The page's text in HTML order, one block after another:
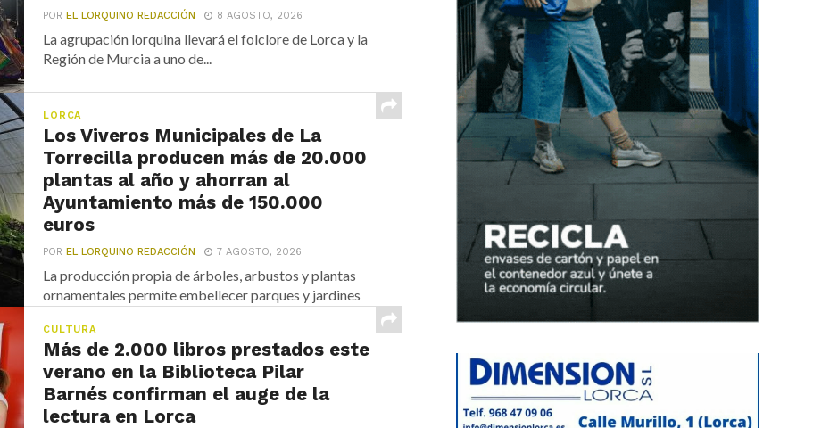
POREL LORQUINO REDACCIÓN 8 AGOSTO, 2026
La agrupación lorquina llevará el folclore de Lorca y la
Región de Murcia a uno de...
LORCA
Los Viveros Municipales de La
Torrecilla producen más de 20.000
plantas al año y ahorran al
Ayuntamiento más de 150.000
euros
POREL LORQUINO REDACCIÓN 7 AGOSTO, 2026
La producción propia de árboles, arbustos y plantas
ornamentales permite embellecer parques y jardines
CULTURA
Más de 2.000 libros prestados este
verano en la Biblioteca Pilar
Barnés confirman el auge de la
lectura en Lorca